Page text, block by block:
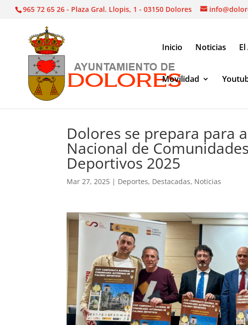
965 72 65 26 - Plaza Gral. Llopis, 1 - 03150 Dolores
Inicio Noticias
Movilidad
Dolores se prepara para
Nacional de
Deportivos 2025
Mar 27, 2025 | Deportes, Destacadas, Noticias